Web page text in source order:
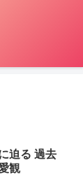
迫る 過去
観